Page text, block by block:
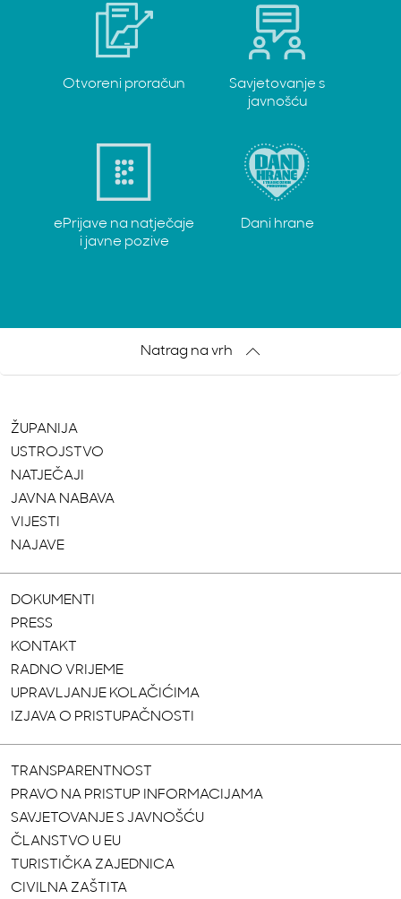
Otvoreni proračun
Savjetovanje s
javnošću
ePrijave na natječaje
i javne pozive
Dani hrane
Natrag na vrh
ŽUPANIJA
USTROJSTVO
NATJEČAJI
JAVNA NABAVA
VIJESTI
NAJAVE
DOKUMENTI
PRESS
KONTAKT
RADNO VRIJEME
UPRAVLJANJE KOLAČIĆIMA
IZJAVA O PRISTUPAČNOSTI
TRANSPARENTNOST
PRAVO NA PRISTUP INFORMACIJAMA
SAVJETOVANJE S JAVNOŠĆU
ČLANSTVO U EU
TURISTIČKA ZAJEDNICA
CIVILNA ZAŠTITA